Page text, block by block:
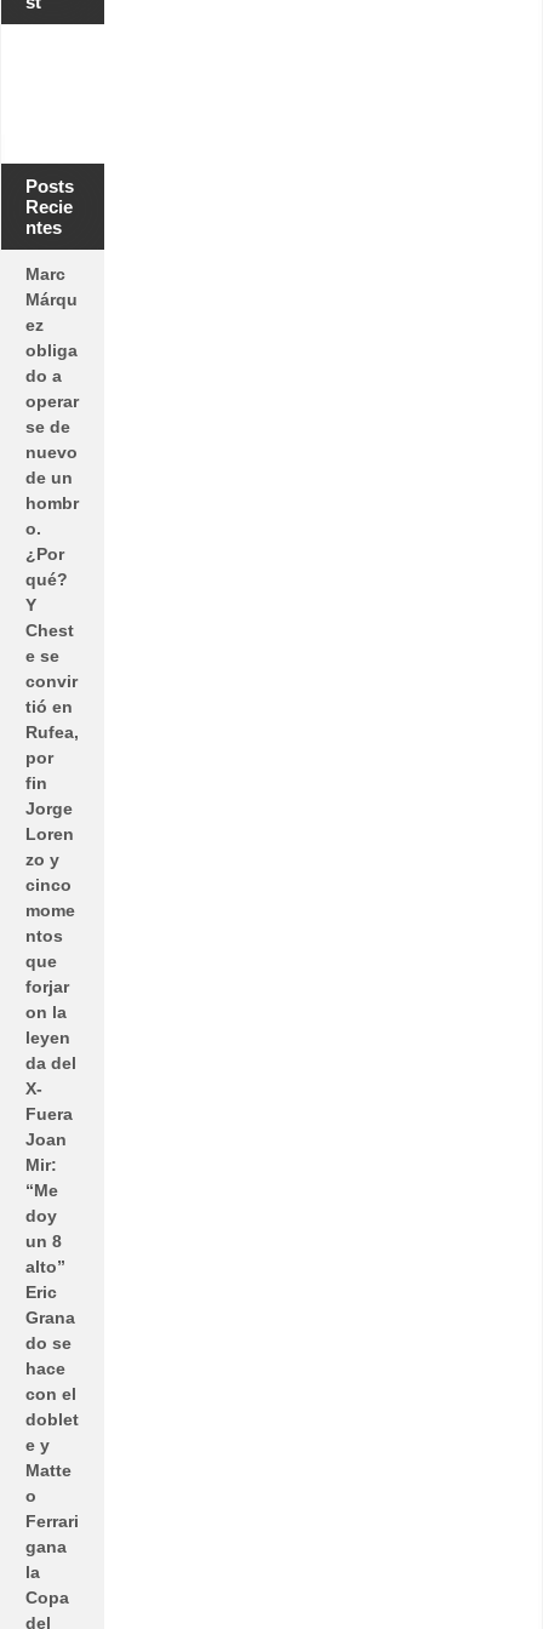
Posts
Recie
ntes
Marc
Márqu
ez
obliga
do a
operar
se de
nuevo
de un
hombr
o.
¿Por
qué?
Y
Chest
e se
convir
tió en
Rufea,
por
fin
Jorge
Loren
zo y
cinco
mome
ntos
que
forjar
on la
leyen
da del
X-
Fuera
Joan
Mir:
“Me
doy
un 8
alto”
Eric
Grana
do se
hace
con el
doblet
e y
Matte
o
Ferrari
gana
la
Copa
del